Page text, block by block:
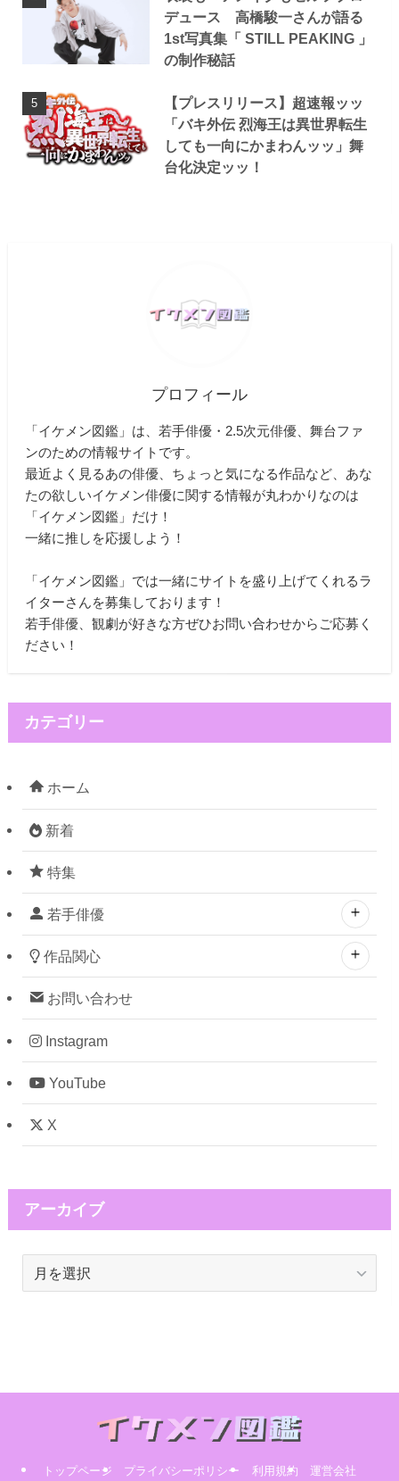
デュース 高橋駿一さんが語る
1st写真集「 STILL PEAKING 」
の制作秘話
【プレスリリース】超速報ッッ
「バキ外伝 烈海王は異世界転生
しても一向にかまわんッッ」舞
台化決定ッッ！
プロフィール
「イケメン図鑑」は、若手俳優・2.5次元俳優、舞台ファ
ンのための情報サイトです。
最近よく見るあの俳優、ちょっと気になる作品など、あな
たの欲しいイケメン俳優に関する情報が丸わかりなのは
「イケメン図鑑」だけ！
一緒に推しを応援しよう！
「イケメン図鑑」では一緒にサイトを盛り上げてくれるラ
イターさんを募集しております！
若手俳優、観劇が好きな方ぜひお問い合わせからご応募く
ださい！
カテゴリー
ホーム
新着
特集
若手俳優
作品関心
お問い合わせ
Instagram
YouTube
X
アーカイブ
トップページ プライバシーポリシー 利用規約 運営会社